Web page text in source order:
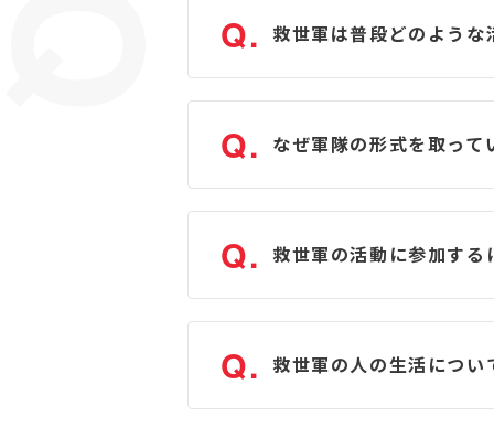
Q. 救世軍は普段どのよう
Q. なぜ軍隊の形式を取って
Q. 救世軍の活動に参加す
Q. 救世軍の人の生活につ